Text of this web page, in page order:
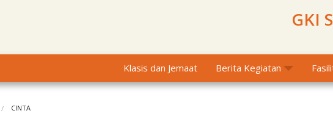
GKI
Klasis dan Jemaat Berita Kegiatan
CINTA